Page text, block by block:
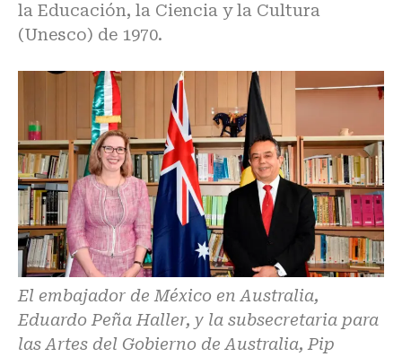
la Educación, la Ciencia y la Cultura
(Unesco) de 1970.
El embajador de México en Australia,
Eduardo Peña Haller, y la subsecretaria para
las Artes del Gobierno de Australia, Pip